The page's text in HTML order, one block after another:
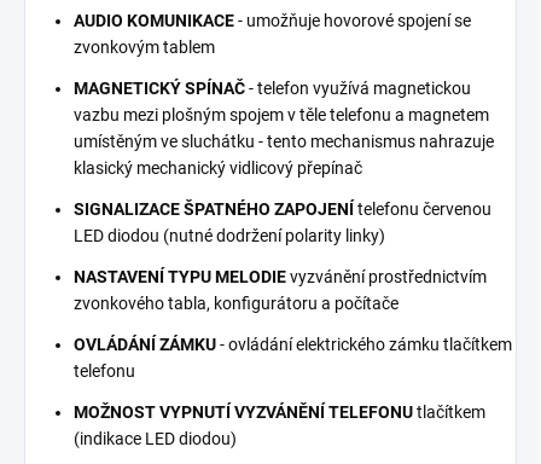
AUDIO KOMUNIKACE- umožňuje hovorové spojení se
zvonkovým tablem
MAGNETICKÝ SPÍNAČ- telefon využívá magnetickou
vazbu mezi plošným spojem v těle telefonu a magnetem
umístěným ve sluchátku - tento mechanismus nahrazuje
klasický mechanický vidlicový přepínač
SIGNALIZACE ŠPATNÉHO ZAPOJENÍ telefonu červenou
LED diodou (nutné dodržení polarity linky)
NASTAVENÍ TYPU MELODIEvyzvánění prostřednictvím
zvonkového tabla, konfigurátoru a počítače
OVLÁDÁNÍ ZÁMKU- ovládání elektrického zámku tlačítkem
telefonu
MOŽNOST VYPNUTÍ VYZVÁNĚNÍ TELEFONUtlačítkem
(indikace LED diodou)